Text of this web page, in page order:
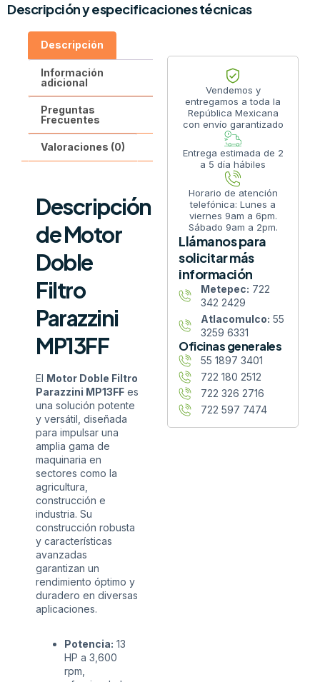
Descripción y especificaciones técnicas
Descripción
Información
adicional
Preguntas
Frecuentes
Valoraciones (0)
Descripción
de Motor
Doble
Filtro
Parazzini
MP13FF
El Motor Doble Filtro
Parazzini MP13FF es
una solución potente
y versátil, diseñada
para impulsar una
amplia gama de
maquinaria en
sectores como la
agricultura,
construcción e
industria. Su
construcción robusta
y características
avanzadas
garantizan un
rendimiento óptimo y
duradero en diversas
aplicaciones.
Potencia: 13
HP a 3,600
rpm,
Vendemos y
entregamos a toda la
República Mexicana
con envío garantizado
Entrega estimada de 2
a 5 día hábiles
Horario de atención
telefónica: Lunes a
viernes 9am a 6pm.
Sábado 9am a 2pm.
Llámanos para
solicitar más
información
Metepec: 722
342 2429
Atlacomulco: 55
3259 6331
Oficinas generales
55 1897 3401
722 180 2512
722 326 2716
722 597 7474